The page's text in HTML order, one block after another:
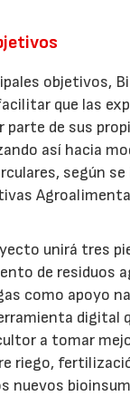
objetivos,
que las
parte de sus
así hacia
según
unirá tres
de residuos
como apoyo
digital
a tomar
riego,
nuevos